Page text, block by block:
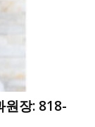
원장: 818-